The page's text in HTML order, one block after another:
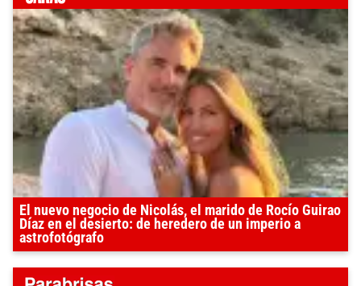
El nuevo negocio de Nicolás, el marido de Rocío Guirao
Díaz en el desierto: de heredero de un imperio a
astrofotógrafo